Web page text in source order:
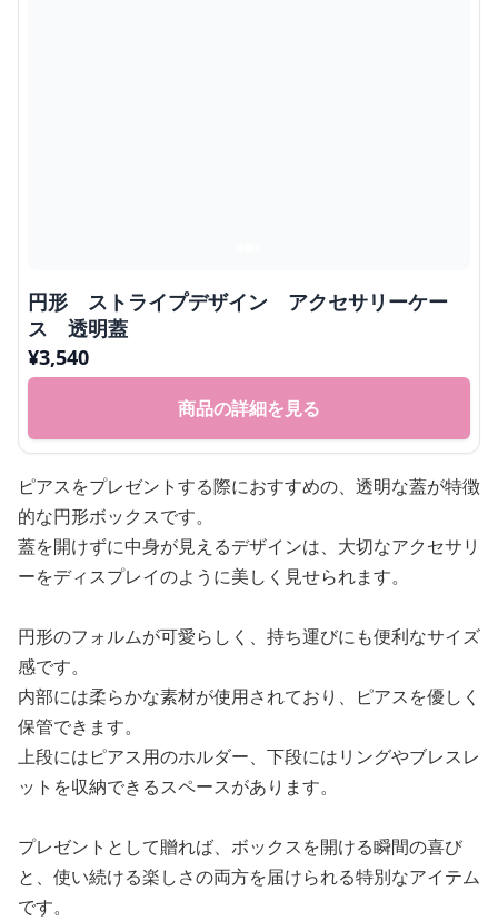
円形 ストライプデザイン アクセサリーケー
ス 透明蓋
¥3,540
商品の詳細を見る
ピアスをプレゼントする際におすすめの、透明な蓋が特徴
的な円形ボックスです。
蓋を開けずに中身が見えるデザインは、大切なアクセサリ
ーをディスプレイのように美しく見せられます。
円形のフォルムが可愛らしく、持ち運びにも便利なサイズ
感です。
内部には柔らかな素材が使用されており、ピアスを優しく
保管できます。
上段にはピアス用のホルダー、下段にはリングやブレスレ
ットを収納できるスペースがあります。
プレゼントとして贈れば、ボックスを開ける瞬間の喜び
と、使い続ける楽しさの両方を届けられる特別なアイテム
です。